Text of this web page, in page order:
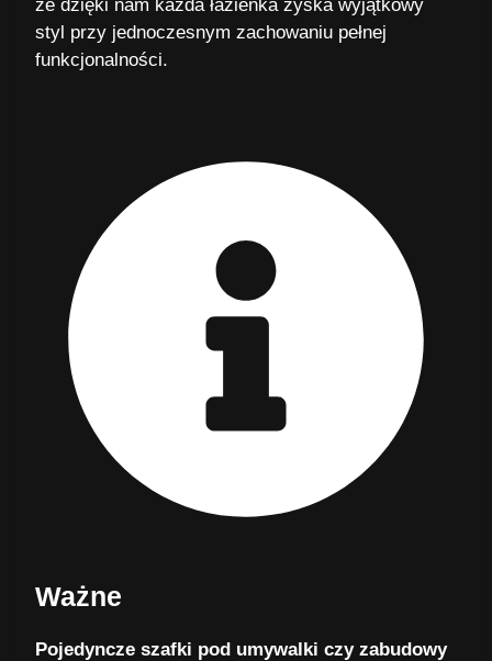
że dzięki nam każda łazienka zyska wyjątkowy
styl przy jednoczesnym zachowaniu pełnej
funkcjonalności.
Ważne
Pojedyncze szafki pod umywalki czy zabudowy